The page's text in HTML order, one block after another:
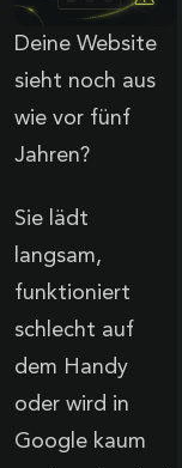
Deine Website
sieht noch aus
wie vor fünf
Jahren?
Sie lädt
langsam,
funktioniert
schlecht auf
dem Handy
oder wird in
Google kaum